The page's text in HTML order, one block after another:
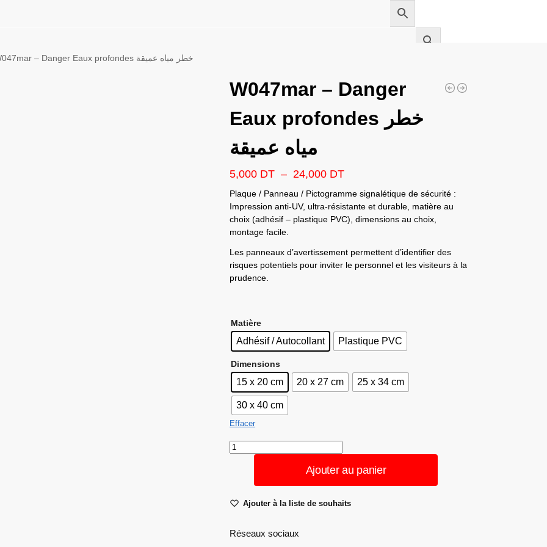
W047mar – Danger Eaux profondes خطر مياه عميقة
W047mar – Danger
Eaux profondes خطر
مياه عميقة
5,000 DT – 24,000 DT
Plaque / Panneau / Pictogramme signalétique de sécurité :
Impression anti-UV, ultra-résistante et durable, matière au
choix (adhésif – plastique PVC), dimensions au choix,
montage facile.
Les panneaux d’avertissement permettent d’identifier des
risques potentiels pour inviter le personnel et les visiteurs à la
prudence.
Matière
Adhésif / Autocollant Plastique PVC
Dimensions
15 x 20 cm 20 x 27 cm 25 x 34 cm
30 x 40 cm
Effacer
Ajouter au panier
Ajouter à la liste de souhaits
Réseaux sociaux